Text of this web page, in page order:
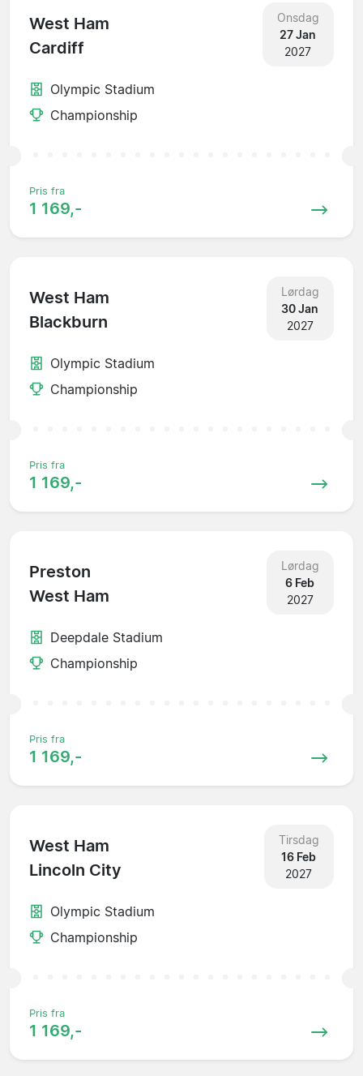
West Ham
Cardiff
Onsdag
27 Jan
2027
Olympic Stadium
Championship
Pris fra
1 169,-
West Ham
Blackburn
Lørdag
30 Jan
2027
Olympic Stadium
Championship
Pris fra
1 169,-
Preston
West Ham
Lørdag
6 Feb
2027
Deepdale Stadium
Championship
Pris fra
1 169,-
West Ham
Lincoln City
Tirsdag
16 Feb
2027
Olympic Stadium
Championship
Pris fra
1 169,-